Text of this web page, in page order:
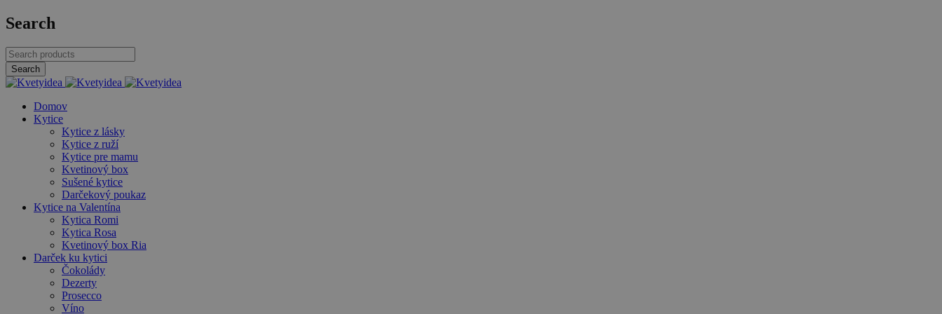
Search
Domov
Kytice
Kytice z lásky
Kytice z ruží
Kytice pre mamu
Kvetinový box
Sušené kytice
Darčekový poukaz
Kytice na Valentína
Kytica Romi
Kytica Rosa
Kvetinový box Ria
Darček ku kytici
Čokolády
Dezerty
Prosecco
Víno